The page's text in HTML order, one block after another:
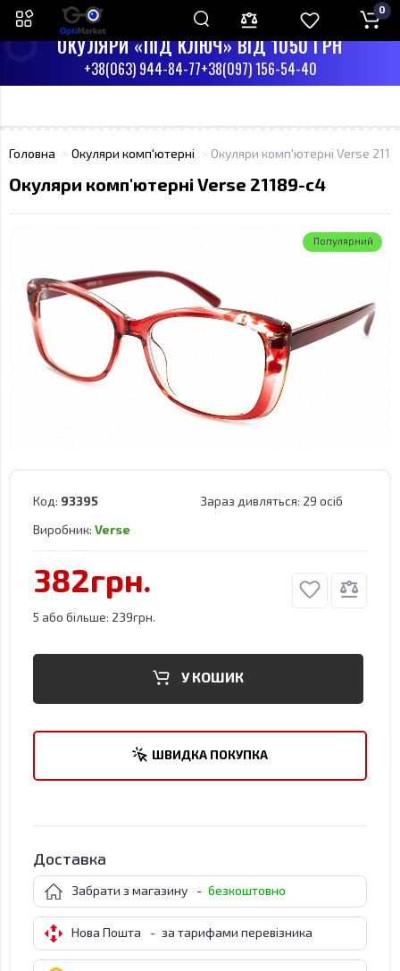
ПН-СБ З 9:00 ДО 17:00
НД - ВИХІДНИЙ
ОКУЛЯРИ «ПІД КЛЮЧ» ВІД 1050 ГРН
+38(063) 944-84-77+38(097) 156-54-40
0
Головна Окуляри комп'ютерні Окуляри комп'ютерні Verse
Окуляри комп'ютерні Verse 21189-c4
Популярний
Код: 93395 Зараз дивляться: 29 осіб
Виробник: Verse
382грн.
5 або більше: 239грн.
У КОШИК
ШВИДКА ПОКУПКА
Доставка
Забрати з магазину - безкоштовно
Нова Пошта - за тарифами перевізника